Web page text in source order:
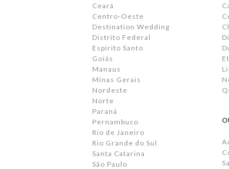
Ceará
Centro-Oeste
Destination Wedding
Distrito Federal
Espírito Santo
Goiás
Manaus
Minas Gerais
Nordeste
Norte
Paraná
Pernambuco
Rio de Janeiro
Rio Grande do Sul
Santa Catarina
São Paulo